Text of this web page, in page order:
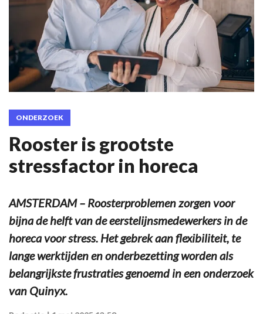
ONDERZOEK
Rooster is grootste
stressfactor in horeca
AMSTERDAM – Roosterproblemen zorgen voor
bijna de helft van de eerstelijnsmedewerkers in de
horeca voor stress. Het gebrek aan flexibiliteit, te
lange werktijden en onderbezetting worden als
belangrijkste frustraties genoemd in een onderzoek
van Quinyx.